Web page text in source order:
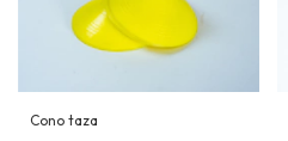
Cono taza